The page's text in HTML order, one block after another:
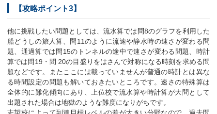
【攻略ポイント3】
他に挑戦したい問題としては、流水算では問8のグラフを利用した
船どうしの旅人算、問11のように流速や静水時の速さが変わる問
題、通過算では問15のトンネルの途中で速さが変わる問題、時計
算では問19・問 20の目盛りをはさんで対称になる時刻を求める問
題などです。またここには載っていませんが普通の時計とは異な
る時間設定の問題も解いておきたいところです。速さの特殊算は
全体的に難化傾向にあり、上位校で流水算や時計算が大問として
出題された場合は地獄のような難度になりがちです。